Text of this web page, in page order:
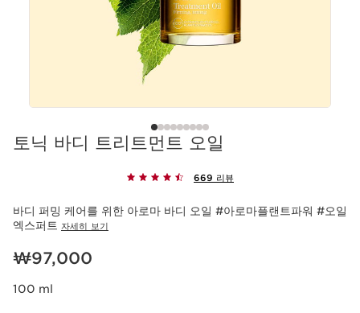
토닉 바디 트리트먼트 오일
669 리뷰
바디 퍼밍 케어를 위한 아로마 바디 오일 #아로마플랜트파워 #오일
엑스퍼트 자세히 보기
현재 가격 ₩97,000
₩97,000
100 ml